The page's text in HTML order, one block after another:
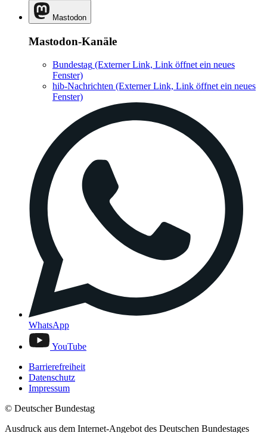
Mastodon
Mastodon-Kanäle
Bundestag (Externer Link, Link öffnet ein neues
Fenster)
hib-Nachrichten (Externer Link, Link öffnet ein neues
Fenster)
WhatsApp
YouTube
Barrierefreiheit
Datenschutz
Impressum
© Deutscher Bundestag
Ausdruck aus dem Internet-Angebot des Deutschen Bundestages